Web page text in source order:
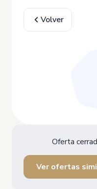
Volver
Oferta
Ver ofertas